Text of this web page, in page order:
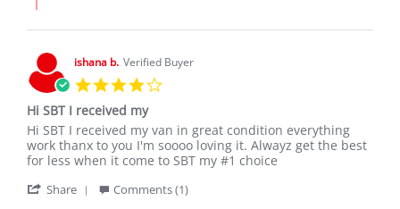
Tariro
17
Aug
2022
ishana b. Verified Buyer
Hi SBT I received my
Review
by
ishana
on
review
stating
Hi
I
Hi SBT I received my van in great condition everything
work thanx to you I'm soooo loving it. Alwayz get the best
for less when it come to SBT my #1 choice
Share
Comments (1)